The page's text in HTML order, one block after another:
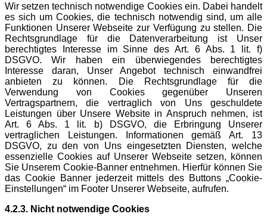
Wir setzen technisch notwendige Cookies ein. Dabei handelt
es sich um Cookies, die technisch notwendig sind, um alle
Funktionen Unserer Webseite zur Verfügung zu stellen. Die
Rechtsgrundlage für die Datenverarbeitung ist Unser
berechtigtes Interesse im Sinne des Art. 6 Abs. 1 lit. f)
DSGVO. Wir haben ein überwiegendes berechtigtes
Interesse daran, Unser Angebot technisch einwandfrei
anbieten zu können. Die Rechtsgrundlage für die
Verwendung von Cookies gegenüber Unseren
Vertragspartnern, die vertraglich von Uns geschuldete
Leistungen über Unsere Website in Anspruch nehmen, ist
Art. 6 Abs. 1 lit. b) DSGVO, die Erbringung Unserer
vertraglichen Leistungen. Informationen gemäß Art. 13
DSGVO, zu den von Uns eingesetzten Diensten, welche
essenzielle Cookies auf Unserer Webseite setzen, können
Sie Unserem Cookie-Banner entnehmen. Hierfür können Sie
das Cookie Banner jederzeit mittels des Buttons „Cookie-
Einstellungen“ im Footer Unserer Webseite, aufrufen.
4.2.3. Nicht notwendige Cookies